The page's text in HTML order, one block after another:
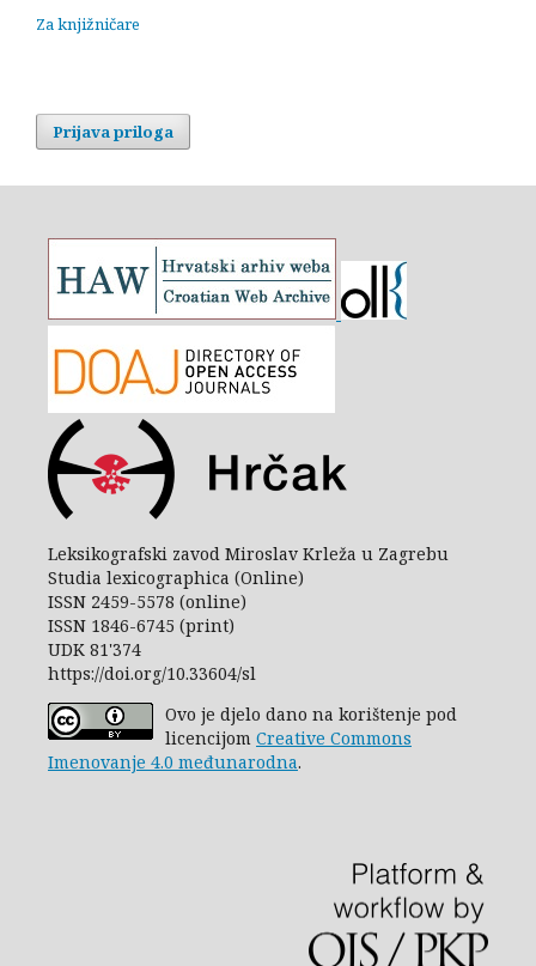
Za knjižničare
Prijava priloga
Leksikografski zavod Miroslav Krleža u Zagrebu
Studia lexicographica (Online)
ISSN 2459-5578 (online)
ISSN 1846-6745 (print)
UDK 81'374
https://doi.org/10.33604/sl
Ovo je djelo dano na korištenje pod
licencijom Creative Commons
Imenovanje 4.0 međunarodna.